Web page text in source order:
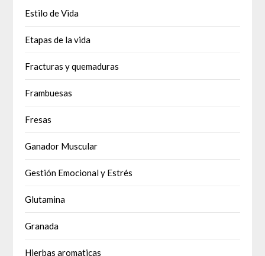
Estilo de Vida
Etapas de la vida
Fracturas y quemaduras
Frambuesas
Fresas
Ganador Muscular
Gestión Emocional y Estrés
Glutamina
Granada
Hierbas aromaticas